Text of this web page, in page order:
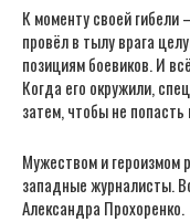
К моменту своей
провёл в тылу врага
позициям боевиков. И
Когда его окружили,
затем, чтобы не
Мужеством и героизмом
западные журналисты.
Александра Прохоренко.